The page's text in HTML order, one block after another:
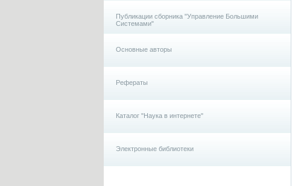
Публикации сборника "Управление Большими
Системами"
Основные авторы
Рефераты
Каталог "Наука в интернете"
Электронные библиотеки